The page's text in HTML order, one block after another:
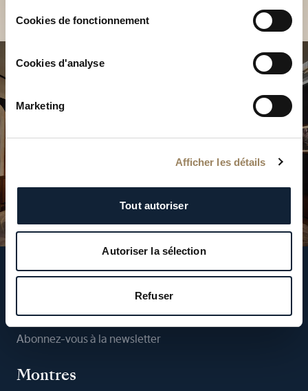
Cookies de fonctionnement
Cookies d'analyse
Marketing
Afficher les détails
Tout autoriser
Autoriser la sélection
Refuser
Suivez-nous
Abonnez-vous à la newsletter
Montres